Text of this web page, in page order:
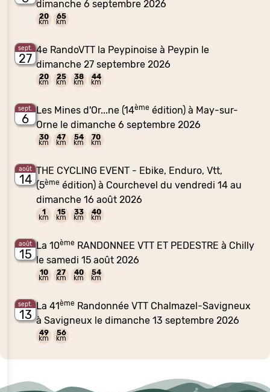
dimanche 6 septembre 2026
20
km
65
km
sept.
27
4e RandoVTT la Peypinoise à Peypin le
dimanche 27 septembre 2026
20
km
25
km
38
km
44
km
sept.
6
Les Mines d'Or...ne (14ème édition) à May-sur-
Orne le dimanche 6 septembre 2026
30
km
47
km
54
km
70
km
août
14
THE CYCLING EVENT - Ebike, Enduro, Vtt,
(5ème édition) à Courchevel du vendredi 14 au
dimanche 16 août 2026
1
km
15
km
33
km
40
km
août
15
La 10ème RANDONNEE VTT ET PEDESTRE à Chilly
le samedi 15 août 2026
10
km
27
km
40
km
54
km
sept.
13
La 41ème Randonnée VTT Chalmazel-Savigneux
à Savigneux le dimanche 13 septembre 2026
49
km
56
km